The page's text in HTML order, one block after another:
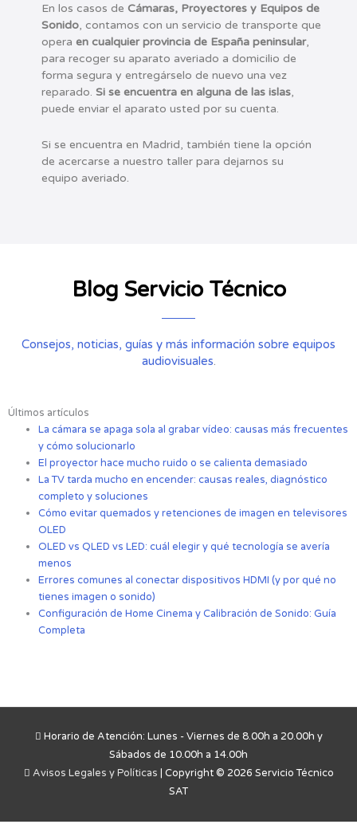
En los casos de Cámaras, Proyectores y Equipos de
Sonido, contamos con un servicio de transporte que
opera en cualquier provincia de España peninsular,
para recoger su aparato averiado a domicilio de
forma segura y entregárselo de nuevo una vez
reparado. Si se encuentra en alguna de las islas,
puede enviar el aparato usted por su cuenta.
Si se encuentra en Madrid, también tiene la opción
de acercarse a nuestro taller para dejarnos su
equipo averiado.
Blog Servicio Técnico
Consejos, noticias, guías y más información sobre equipos
audiovisuales.
Últimos artículos
La cámara se apaga sola al grabar vídeo: causas más frecuentes
y cómo solucionarlo
El proyector hace mucho ruido o se calienta demasiado
La TV tarda mucho en encender: causas reales, diagnóstico
completo y soluciones
Cómo evitar quemados y retenciones de imagen en televisores
OLED
OLED vs QLED vs LED: cuál elegir y qué tecnología se avería
menos
Errores comunes al conectar dispositivos HDMI (y por qué no
tienes imagen o sonido)
Configuración de Home Cinema y Calibración de Sonido: Guía
Completa
Horario de Atención: Lunes - Viernes de 8.00h a 20.00h y
Sábados de 10.00h a 14.00h
Avisos Legales y Políticas | Copyright © 2026 Servicio Técnico
SAT